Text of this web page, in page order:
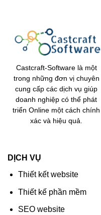
Castcraft-Software là một
trong những đơn vị chuyên
cung cấp các dịch vụ giúp
doanh nghiệp có thể phát
triển Online một cách chính
xác và hiệu quả.
DỊCH VỤ
Thiết kết website
Thiết kế phần mềm
SEO website